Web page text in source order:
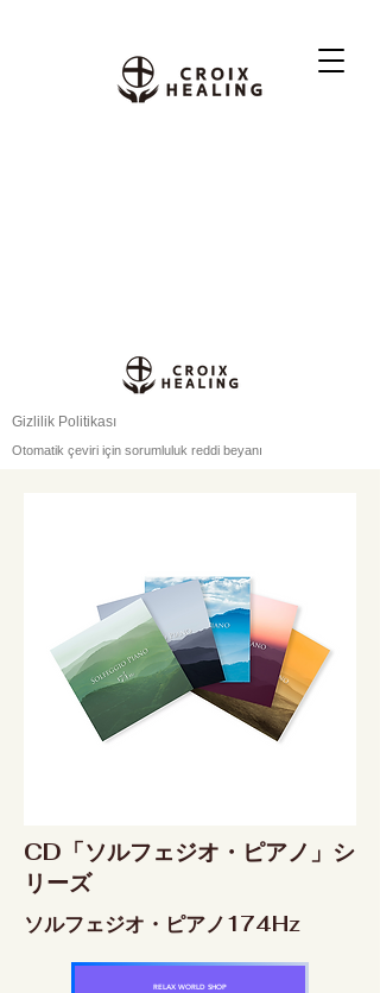
Gizlilik Politikası
Otomatik çeviri için sorumluluk reddi beyanı
CD「ソルフェジオ・ピアノ」シ
リーズ
ソルフェジオ・ピアノ174Hz
RELAX WORLD SHOP